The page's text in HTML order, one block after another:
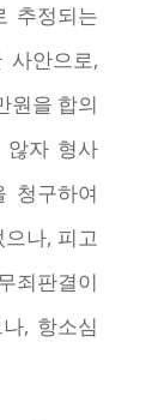
추정되는
사안으로,
원을 합의
않자 형사
청구하여
나, 피고
죄판결이
, 항소심